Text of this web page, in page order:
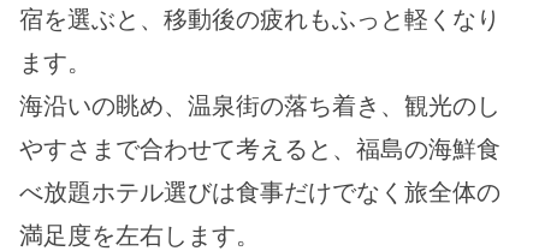
宿を選ぶと、移動後の疲れもふっと軽くなり
ます。
海沿いの眺め、温泉街の落ち着き、観光のし
やすさまで合わせて考えると、福島の海鮮食
べ放題ホテル選びは食事だけでなく旅全体の
満足度を左右します。